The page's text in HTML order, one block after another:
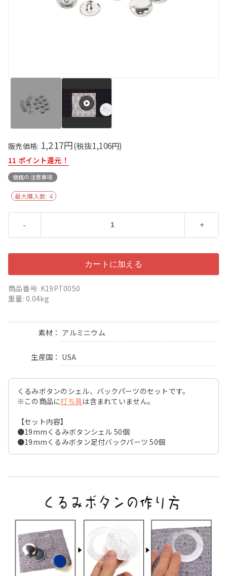
販売価格: 1,217円(税抜1,106円)
11 ポイント還元！
価格の注意事項
最大購入数: 4
- +
商品番号: K19PT0050
重量: 0.04kg
素材 アルミニウム
生産国 USA
くるみボタンのシェル、バックパーツのセットです。
※この商品に打ち具は含まれていません。
【セット内容】
●19mmくるみボタンシェル 50個
●19mmくるみボタン足付バックパーツ 50個